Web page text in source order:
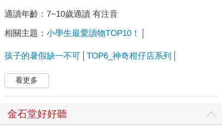
適讀年齡： 7~10歲適讀 有注音
相關主題： 小學生最愛讀物TOP10！
孩子的暑假缺一不可 TOP6_神奇柑仔店系列
看更多
金石堂好好聽